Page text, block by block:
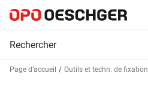
Page d’accueil Outils et techn. de fixation